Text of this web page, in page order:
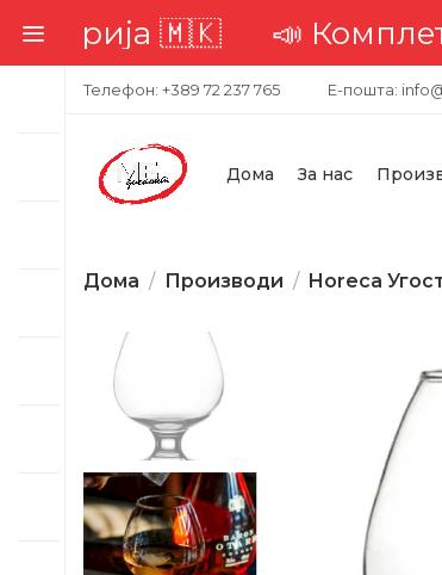
достава низ
Телефон: +389 72 237 765 Е-пошта:
Дома За нас
Дома Производи Horeca